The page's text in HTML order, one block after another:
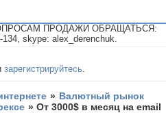
ПРОДАЖИ ОБРАЩАТЬСЯ:
skype: alex_derenchuk.
зарегистрируйтесь
» Валютный рынок
»От 3000$ в месяц на email